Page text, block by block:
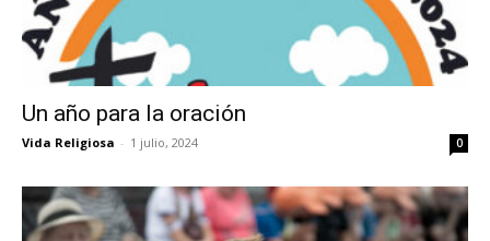
Un año para la oración
Vida Religiosa - 1 julio, 2024 0